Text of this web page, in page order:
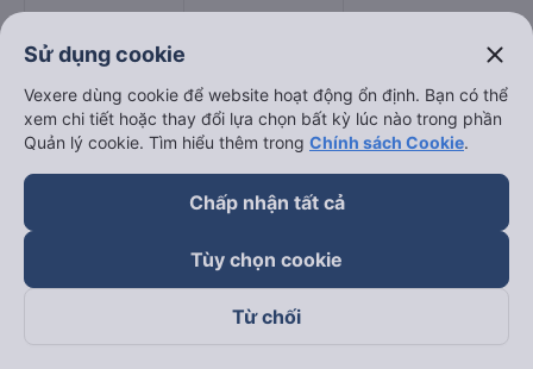
21:50 - 21:50
Bình Phước
Hải Luân 09:40 - 22:00 878 Phú Riềng Đỏ
11:31 - 13:51
Sử dụng cookie close
Vexere dùng cookie để website hoạt động ổn định. Bạn có thể
xem chi tiết hoặc thay đổi lựa chọn bất kỳ lúc nào trong phần
Quản lý cookie. Tìm hiểu thêm trong Chính sách Cookie.
Chấp nhận tất cả
Tùy chọn cookie
Từ chối